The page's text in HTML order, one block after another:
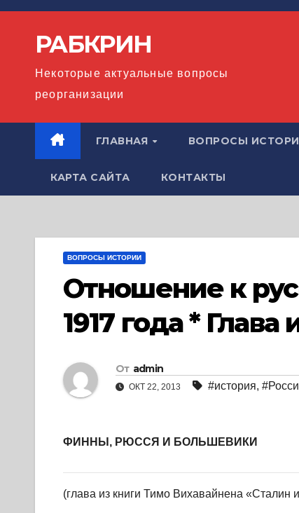
Перейти
содержимомуРАБКРИН
Некоторые актуальные вопросы
реорганизации
ГЛАВНАЯ ВОПРОСЫ
КАРТА САЙТА КОНТАКТЫ
ВОПРОСЫ ИСТОРИИ
Отношение к
1917 года *
От admin
ОКТ 22, 2013 #история,
ФИННЫ, РЮССЯ И БОЛЬШЕВИКИ
(глава из книги Тимо Вихавайнена